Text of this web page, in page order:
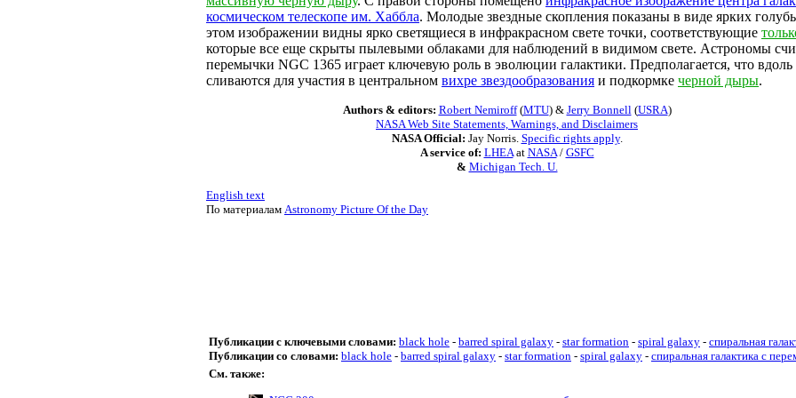
космическом телескопе им. Хаббла. Молодые звездные скопления показаны в виде ярких
этом изображении видны ярко светящиеся в инфракрасном свете точки, соответствующие
которые все еще скрыты пылевыми облаками для наблюдений в видимом свете. Астрономы
перемычки NGC 1365 играет ключевую роль в эволюции галактики. Предполагается, что
сливаются для участия в центральном вихре звездообразования и подкормке черной дыры.
Authors & editors: Robert Nemiroff(MTU) & Jerry Bonnell(USRA)
NASA Web Site Statements, Warnings, and Disclaimers
NASA Official: Jay Norris. Specific rights apply.
A service of: LHEAat NASA/ GSFC
& Michigan Tech. U.
English text
По материалам Astronomy Picture Of the Day
Публикации с ключевыми словами: black hole - barred spiral galaxy - star formation - spiral galaxy - спиральная
Публикации со словами: black hole - barred spiral galaxy - star formation - spiral galaxy - спиральная галактика с
См. также: